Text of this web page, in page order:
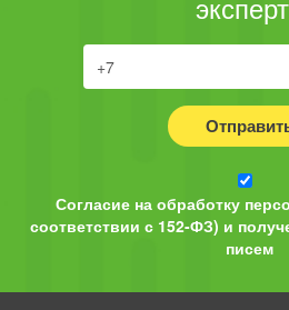
Согласие на обработку
соответствии с 152-ФЗ) и
писем